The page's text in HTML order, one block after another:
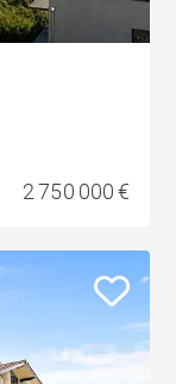
2 750 000 €